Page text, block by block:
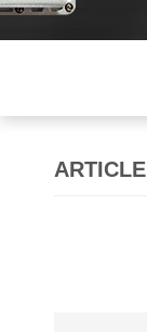
ARTICLE